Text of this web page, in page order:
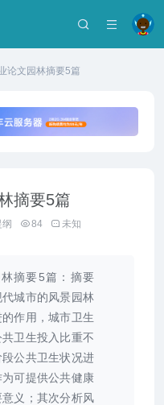
论文园林摘要5篇
摘要5篇
84 未知
摘要5篇：摘要
城市的风景园林
作用，城市卫生
卫生投入比重不
公共卫生状况进
可提供公共健康
义；其次分析风